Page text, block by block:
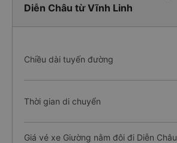
Diễn Châu từ Vĩnh Linh
Chiều dài tuyến đường
Thời gian di chuyển
Giá vé xe Giường nằm đôi đi Diễn Châu